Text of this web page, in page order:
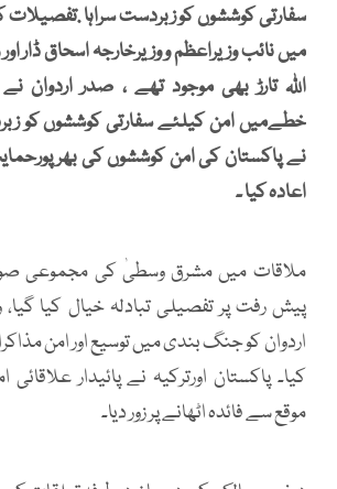
سفارتی کوششوں کو زبردست سراہا
میں نائب وزیراعظم و وزیرخارجہ اسحاق ڈار
اللہ تارڑ بھی موجود تھے ، صدر اردوان
خطےمیں امن کیلئے سفارتی کوششوں کو
نے پاکستان کی امن کوششوں کی
اعادہ کیا ۔
ملاقات میں مشرق وسطیٰ کی مجموعی
پیش رفت پر تفصیلی تبادلہ خیال کیا
اردوان کو جنگ بندی میں توسیع اور امن
کیا۔ پاکستان اورترکیہ نے پائیدار
موقع سے فائدہ اٹھانے پر زور دیا۔